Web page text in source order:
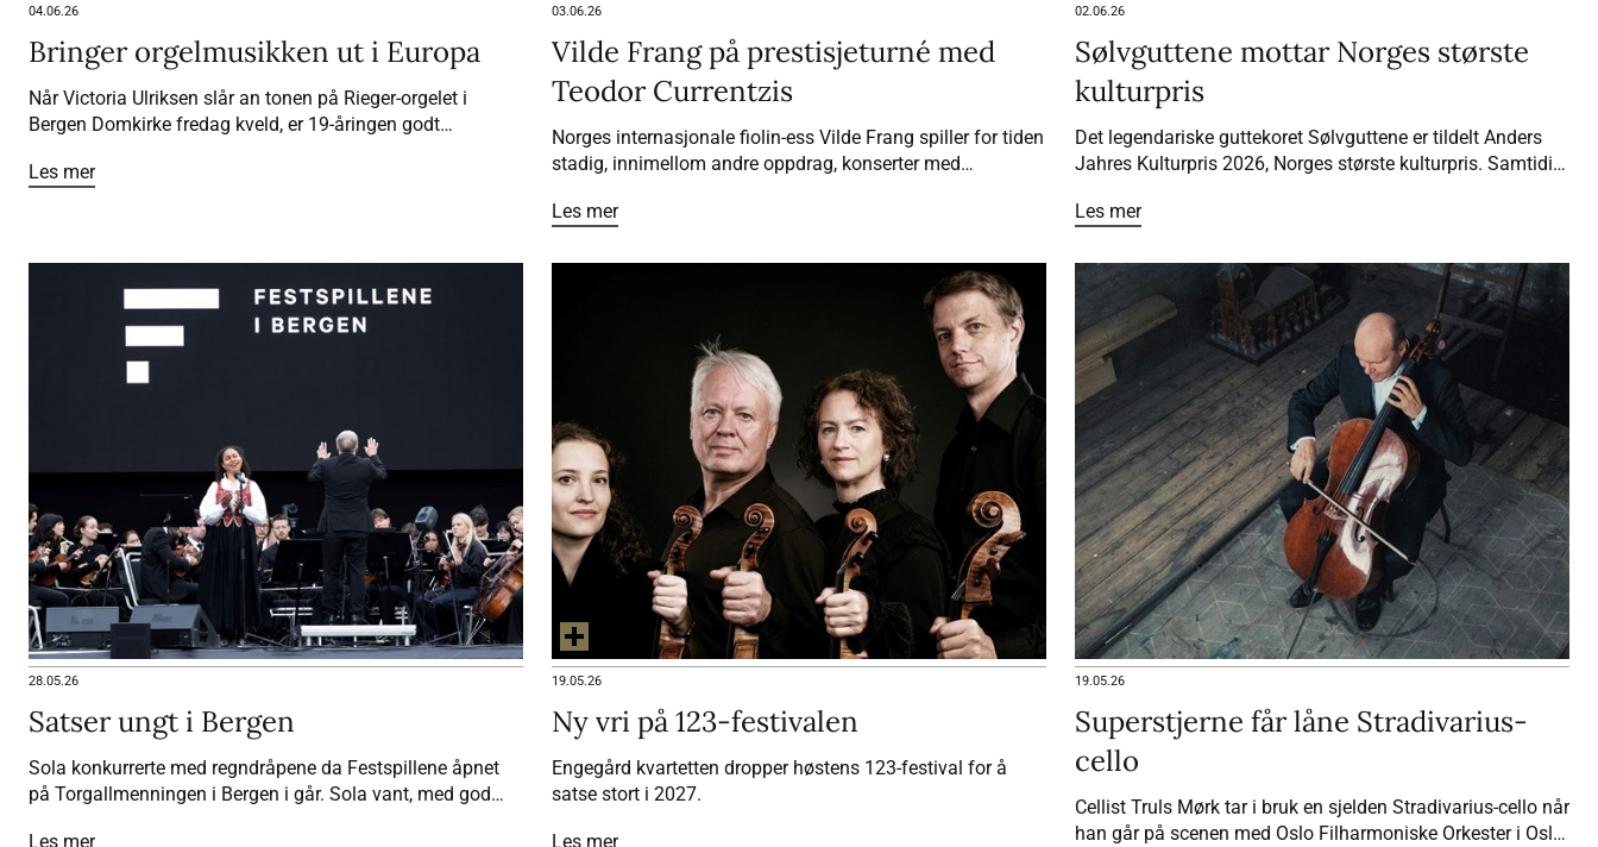
04.06.26
Bringer orgelmusikken ut i Europa
Når Victoria Ulriksen slår an tonen på Rieger-orgelet i
Bergen Domkirke fredag kveld, er 19-åringen godt
Les mer
03.06.26
Vilde Frang på prestisjeturné med
Teodor Currentzis
Norges internasjonale fiolin-ess Vilde Frang spiller for tiden
stadig, innimellom andre oppdrag, konserter med
hun både som solist i Alban Bergs Fiolinkonsert i første
Symfoni – til ovasjonsmessig applaus.
Les mer
02.06.26
Sølvguttene mottar Norges største
kulturpris
Det legendariske guttekoret Sølvguttene er tildelt Anders
Jahres Kulturpris 2026, Norges største kulturpris. Samtidig
Anders Jahres Hederspris for sin innsats med å videreføre
Les mer
28.05.26
Satser ungt i Bergen
Sola konkurrerte med regndråpene da Festspillene åpnet
på Torgallmenningen i Bergen i går. Sola vant, med god
Les mer
19.05.26
Ny vri på 123-festivalen
Engegård kvartetten dropper høstens 123-festival for å
satse stort i 2027.
Les mer
19.05.26
Superstjerne får låne Stradivarius-
cello
Cellist Truls Mørk tar i bruk en sjelden Stradivarius-cello når
han går på scenen med Oslo Filharmoniske Orkester i Oslo